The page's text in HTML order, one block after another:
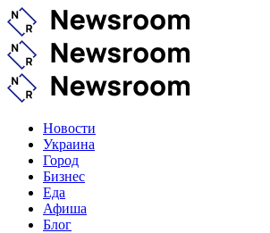
Новости
Украина
Город
Бизнес
Еда
Афиша
Блог